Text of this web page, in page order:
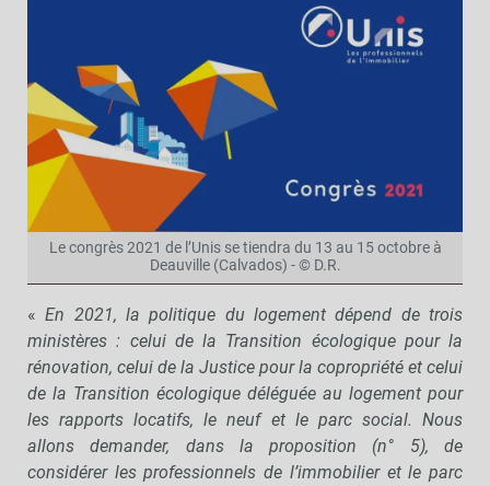
Le congrès 2021 de l’Unis se tiendra du 13 au 15 octobre à
Deauville (Calvados) - © D.R.
«En 2021, la politique du logement dépend de trois
ministères : celui de la Transition écologique pour la
rénovation, celui de la Justice pour la copropriété et celui
de la Transition écologique déléguée au logement pour
les rapports locatifs, le neuf et le parc social. Nous
allons demander, dans la proposition (n° 5), de
considérer les professionnels de l’immobilier et le parc